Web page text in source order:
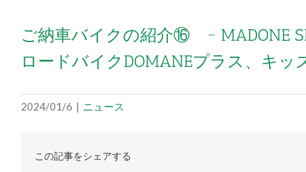
ご納車バイクの紹介⑯ ~ MADONE
ロードバイクDOMANEプラス、キ
2024/01/6 | ニュース
この記事をシェアする